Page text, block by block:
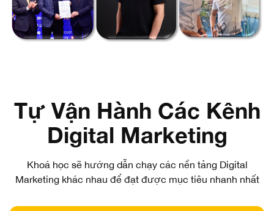
Tự Vận Hành Các Kênh
Digital Marketing
Khoá học sẽ hướng dẫn chạy các nền tảng Digital
Marketing khác nhau để đạt được mục tiêu nhanh nhất